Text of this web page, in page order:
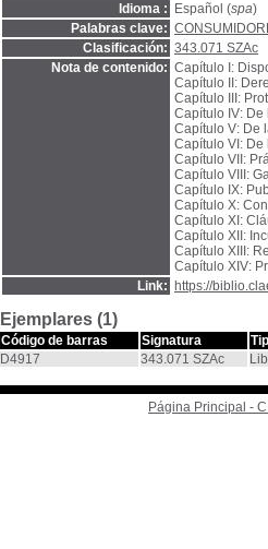
Idioma :
Español (spa)
Palabras clave:
Clasificación: 343.071 SZAc
Nota de contenido: Capítulo I:
Capítulo II:
Capítulo III:
Capítulo IV: De
Capítulo V: De
Capítulo VI: De
Capítulo VII:
Capítulo VIII:
Capítulo IX:
Capítulo X:
Capítulo XI:
Capítulo XII:
Capítulo XIII:
Capítulo XIV:
Link:
https://
Ejemplares (1)
Código de barras Signatura
D4917
343.071 SZAc
Página Principal -